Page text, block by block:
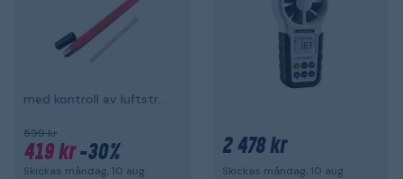
med kontroll av luftströmmar
599 kr
419 kr-30%
Skickas måndag, 10 aug.
2 478 kr
Skickas måndag, 10 aug.